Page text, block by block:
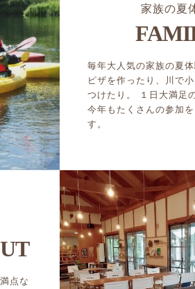
家族の夏
毎年大人気の家族の夏
ピザを作ったり、川で
つけたり。 １日大満足
今年もたくさんの参加
す。
点な